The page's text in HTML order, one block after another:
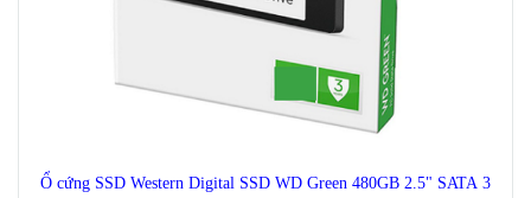
Ổ cứng SSD Western Digital SSD WD Green 480GB 2.5" SATA 3